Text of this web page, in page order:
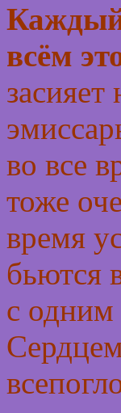
Каждый
всём
во все
тоже
время
бьются
с